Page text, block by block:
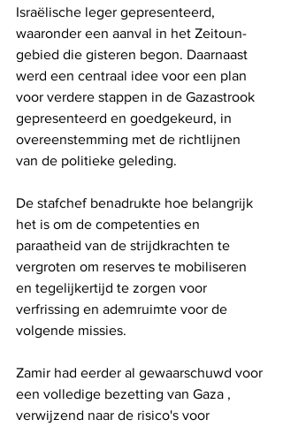
Israëlische leger gepresenteerd,
waaronder een aanval in het Zeitoun-
gebied die gisteren begon. Daarnaast
werd een centraal idee voor een plan
voor verdere stappen in de Gazastrook
gepresenteerd en goedgekeurd, in
overeenstemming met de richtlijnen
van de politieke geleding.
De stafchef benadrukte hoe belangrijk
het is om de competenties en
paraatheid van de strijdkrachten te
vergroten om reserves te mobiliseren
en tegelijkertijd te zorgen voor
verfrissing en ademruimte voor de
volgende missies.
Zamir had eerder al gewaarschuwd voor
een volledige bezetting van Gaza ,
verwijzend naar de risico's voor